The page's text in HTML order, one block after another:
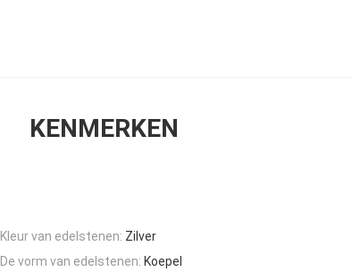
KENMERKEN
Kleur van edelstenen: Zilver
De vorm van edelstenen: Koepel